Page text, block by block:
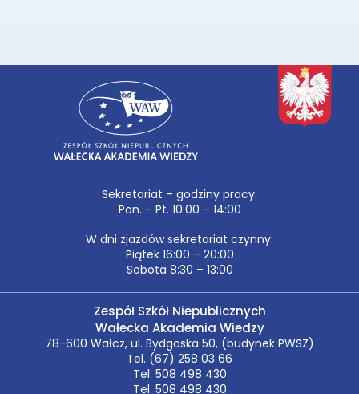
Sekretariat – godziny pracy:
Pon. – Pt. 10:00 – 14:00
W dni zjazdów sekretariat czynny:
Piątek 16:00 – 20:00
Sobota 8:30 – 13:00
Zespół Szkół Niepublicznych
Wałecka Akademia Wiedzy
78-600 Wałcz, ul. Bydgoska 50, (budynek PWSZ)
Tel. (67) 258 03 66
Tel. 508 498 430
Tel. 508 498 430